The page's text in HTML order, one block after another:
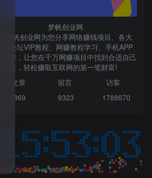
1W+人已阅读
多多视频撸收益最新玩法，
高收益技术，单日变现
2000+，附赠全套技术资料
2年前 1W+人已阅读
梦帆创业网
梦帆创业网为您分享网络赚钱项目、各大
网赚论坛VIP教程、网赚教程学习、手机APP
赚钱等，让您在千万网赚项目中找到合适自己
的项目，轻松赚取互联网的第一笔财富!
文章 留言 访客
6869 9323 1788670